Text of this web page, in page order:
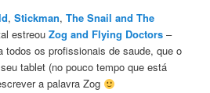
,Stickman,The Snail and The
estreouZog and Flying Doctors –
todos os profissionais de saude, que o
tablet (no pouco tempo que está
a palavra Zog